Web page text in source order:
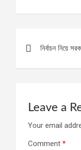
নির্বাচন নিয়ে
Leave a
Your email
Comment *